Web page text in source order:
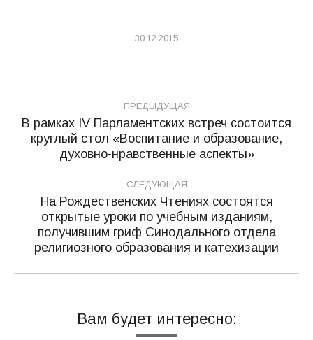
30.12.2015
Навигация
по
записям
ПРЕДЫДУЩАЯ
Предыдущая
запись:
В рамках IV Парламентских встреч состоится
круглый стол «Воспитание и образование,
духовно-нравственные аспекты»
СЛЕДУЮЩАЯ
Следующая
запись:
На Рождественских Чтениях состоятся
открытые уроки по учебным изданиям,
получившим гриф Синодального отдела
религиозного образования и катехизации
Вам будет интересно: